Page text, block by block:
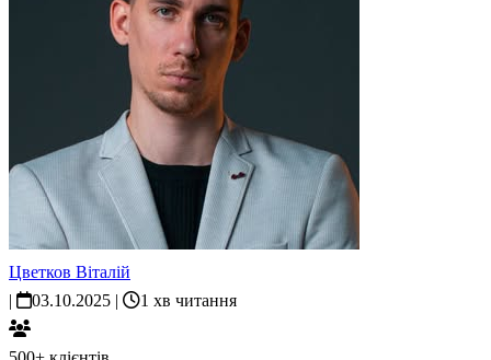
Цветков Віталій
|
03.10.2025 | 1 хв читання